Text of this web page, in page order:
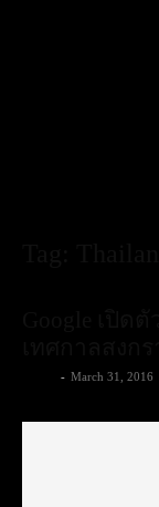
- March 31, 2016